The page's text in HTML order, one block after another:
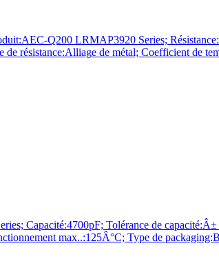
Q200 LRMAP3920 Series;
de résistance:Alliage de métal; Coefficient
Capacité:4700pF; Tolérance de
max..:125Â°C; Type de